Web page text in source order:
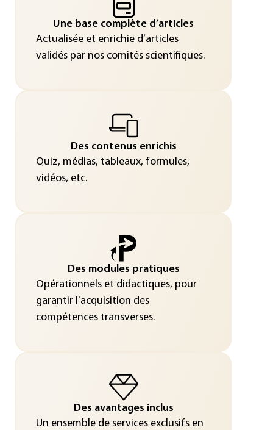
Une base complète d’articles
Actualisée et enrichie d’articles
validés par nos comités scientifiques.
Des contenus enrichis
Quiz, médias, tableaux, formules,
vidéos, etc.
Des modules pratiques
Opérationnels et didactiques, pour
garantir l'acquisition des
compétences transverses.
Des avantages inclus
Un ensemble de services exclusifs en